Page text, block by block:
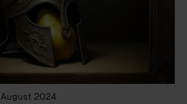
August 2024